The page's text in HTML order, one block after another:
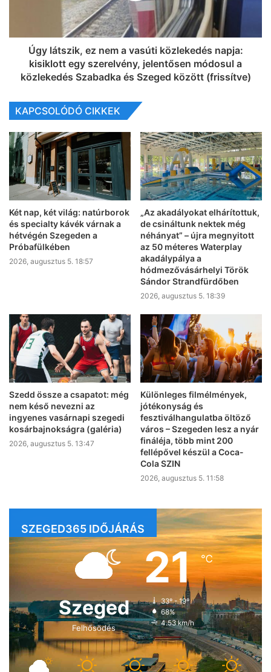
Úgy látszik, ez nem a vasúti közlekedés napja:
kisiklott egy szerelvény, jelentősen módosul a
közlekedés Szabadka és Szeged között (frissítve)
KAPCSOLÓDÓ CIKKEK
Két nap, két világ: natúrborok
és specialty kávék várnak a
hétvégén Szegeden a
Próbafülkében
2026, augusztus 5. 18:57
„Az akadályokat elhárítottuk,
de csináltunk nektek még
néhányat” – újra megnyitott
az 50 méteres Waterplay
akadálypálya a
hódmezővásárhelyi Török
Sándor Strandfürdőben
2026, augusztus 5. 18:39
Szedd össze a csapatot: még
nem késő nevezni az
ingyenes vasárnapi szegedi
kosárbajnokságra (galéria)
2026, augusztus 5. 13:47
Különleges filmélmények,
jótékonyság és
fesztiválhangulatba öltöző
város – Szegeden lesz a nyár
fináléja, több mint 200
fellépővel készül a Coca-
Cola SZIN
2026, augusztus 5. 11:58
SZEGED365 IDŐJÁRÁS
Szeged
Felhősödés
21℃
33º - 19º
68%
4.53 km/h